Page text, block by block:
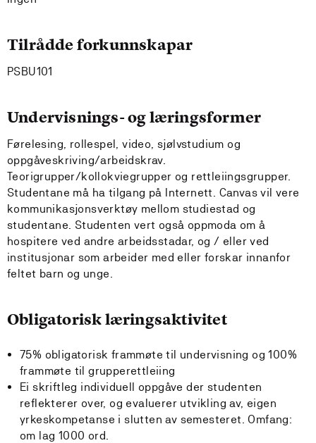
Tilrådde forkunnskapar
PSBU101
Undervisnings- og læringsformer
Førelesing, rollespel, video, sjølvstudium og
oppgåveskriving/arbeidskrav.
Teorigrupper/kollokviegrupper og rettleiingsgrupper.
Studentane må ha tilgang på Internett. Canvas vil vere
kommunikasjonsverktøy mellom studiestad og
studentane. Studenten vert også oppmoda om å
hospitere ved andre arbeidsstadar, og / eller ved
institusjonar som arbeider med eller forskar innanfor
feltet barn og unge.
Obligatorisk læringsaktivitet
75% obligatorisk frammøte til undervisning og 100%
frammøte til grupperettleiing
Ei skriftleg individuell oppgåve der studenten
reflekterer over, og evaluerer utvikling av, eigen
yrkeskompetanse i slutten av semesteret. Omfang:
om lag 1000 ord.